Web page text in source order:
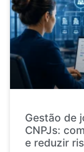
Gestão de
CNPJs:
e reduzir